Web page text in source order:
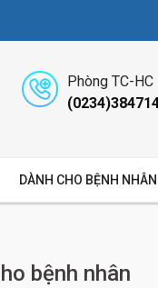
Phòng TC-HC
DÀNH CHO BỆNH NHÂN
bệnh nhân